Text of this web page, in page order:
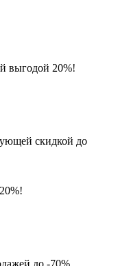
выгодой 20%!
скидкой до
до -70%.